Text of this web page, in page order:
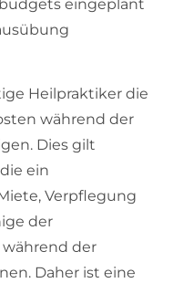
eingeplant
Heilpraktiker die
während der
Dies gilt
ein
Verpflegung
der
der
Daher ist eine